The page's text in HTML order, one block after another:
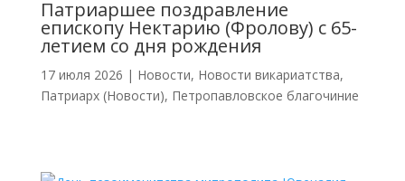
Патриаршее поздравление
епископу Нектарию (Фролову) с 65-
летием со дня рождения
17 июля 2026 | Новости, Новости викариатства,
Патриарх (Новости), Петропавловское благочиние